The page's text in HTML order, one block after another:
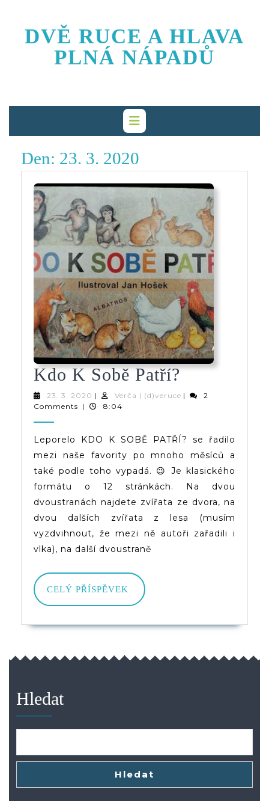
content
DVĚ RUCE A HLAVA
PLNÁ NÁPADŮ
Den: 23. 3. 2020
Kdo K Sobě Patří?Kdo
K
Patří?
23. 3. 2020 23.
3.
| Verča | (d)veruceVerča
|
2
Comments | 8:04
Leporelo KDO K SOBĚ PATŘÍ? se řadilo
mezi naše favority po mnoho měsíců a
také podle toho vypadá. 😉 Je klasického
formátu o 12 stránkách. Na dvou
dvoustranách najdete zvířata ze dvora, na
dvou dalších zvířata z lesa (musím
vyzdvihnout, že mezi ně autoři zařadili i
vlka), na další dvoustraně
CELÝ PŘÍSPĚVEK
CELÝ
PŘÍSPĚVEK
Hledat
Hledat